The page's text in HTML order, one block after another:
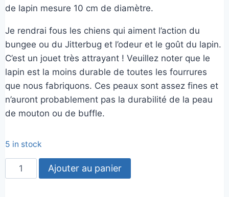
de lapin mesure 10 cm de diamètre.
Je rendrai fous les chiens qui aiment l’action du
bungee ou du Jitterbug et l’odeur et le goût du lapin.
C’est un jouet très attrayant ! Veuillez noter que le
lapin est la moins durable de toutes les fourrures
que nous fabriquons. Ces peaux sont assez fines et
n’auront probablement pas la durabilité de la peau
de mouton ou de buffle.
5 in stock
quantité
de
Ajouter au panier